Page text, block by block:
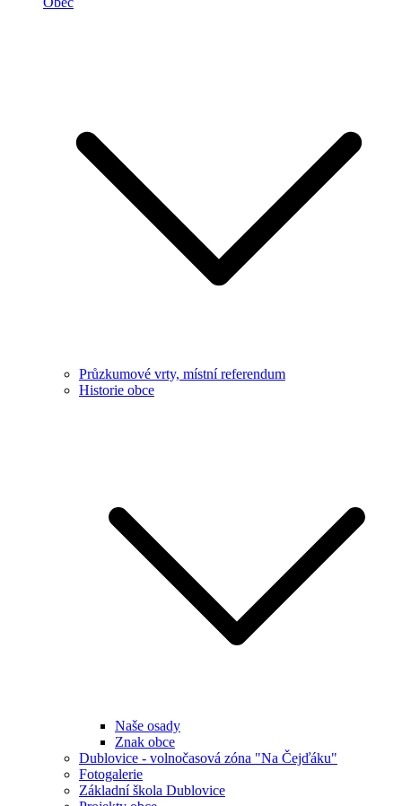
Průzkumové vrty, místní referendum
Historie obce
Naše osady
Znak obce
Dublovice - volnočasová zóna "Na Čejďáku"
Fotogalerie
Základní škola Dublovice